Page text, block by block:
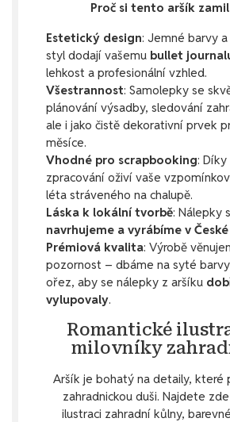
Proč si tento aršík
Estetický design: Jemné barvy
styl dodají vašemu bullet
lehkost a profesionální vzhled.
Všestrannost: Samolepky se
plánování výsadby, sledování
ale i jako čistě dekorativní prvek
měsíce.
Vhodné pro scrapbooking:
zpracování oživí vaše
léta stráveného na chalupě.
Láska k lokální tvorbě: Nálepky
navrhujeme a vyrábíme v
Prémiová kvalita: Výrobě
pozornost – dbáme na syté
ořez, aby se nálepky z aršíku
vylupovaly.
Romantické
milovníky
Aršík je bohatý na detaily, které
zahradnickou duši. Najdete
ilustraci zahradní kůlny,